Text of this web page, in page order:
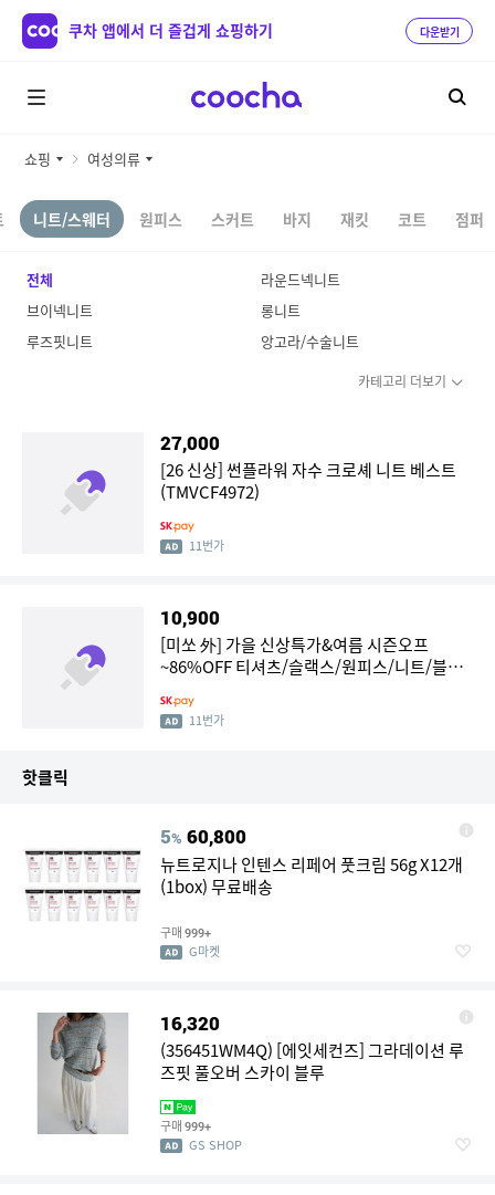
쿠차 앱에서 더 즐겁게 쇼핑하기 다운받기
쇼핑 여성의류
니트/스웨터 원피스 스커트 바지 재킷 코트 점퍼
전체
라운드넥니트
브이넥니트
롱니트
루즈핏니트
앙고라/수술니트
카테고리 더보기
27,000
[26 신상] 썬플라워 자수 크로셰 니트 베스트
(TMVCF4972)
11번가
10,900
[미쏘 外] 가을 신상특가&여름 시즌오프
~86%OFF 티셔츠/슬랙스/원피스/니트/블라
11번가
핫클릭
5% 60,800
뉴트로지나 인텐스 리페어 풋크림 56g X12개
(1box) 무료배송
구매 999+
G마켓
16,320
(356451WM4Q) [에잇세컨즈] 그라데이션 루
즈핏 풀오버 스카이 블루
구매 999+
GS SHOP